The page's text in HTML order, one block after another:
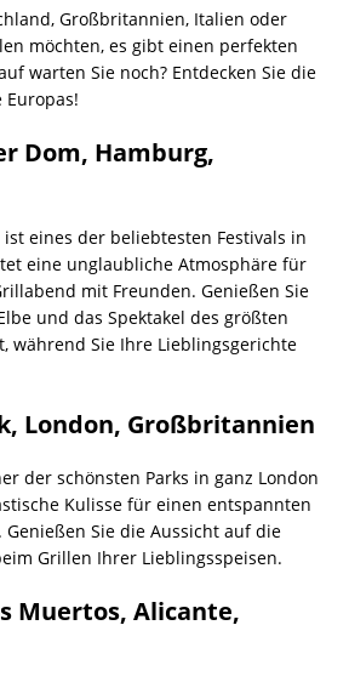
Großbritannien, Italien oder
möchten, es gibt einen perfekten
warten Sie noch? Entdecken Sie die
Dom, Hamburg,
eines der beliebtesten Festivals in
eine unglaubliche Atmosphäre für
mit Freunden. Genießen Sie
und das Spektakel des größten
während Sie Ihre Lieblingsgerichte
London, Großbritannien
der schönsten Parks in ganz London
Kulisse für einen entspannten
Sie die Aussicht auf die
Grillen Ihrer Lieblingsspeisen.
Muertos, Alicante,